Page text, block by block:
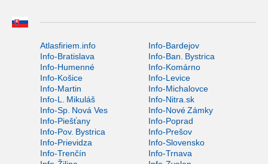
Atlasfiriem.info
Info-Bardejov
Info-Bratislava
Info-Ban. Bystrica
Info-Humenné
Info-Komárno
Info-Košice
Info-Levice
Info-Martin
Info-Michalovce
Info-L. Mikuláš
Info-Nitra.sk
Info-Sp. Nová Ves
Info-Nové Zámky
Info-Piešťany
Info-Poprad
Info-Pov. Bystrica
Info-Prešov
Info-Prievidza
Info-Slovensko
Info-Trenčín
Info-Trnava